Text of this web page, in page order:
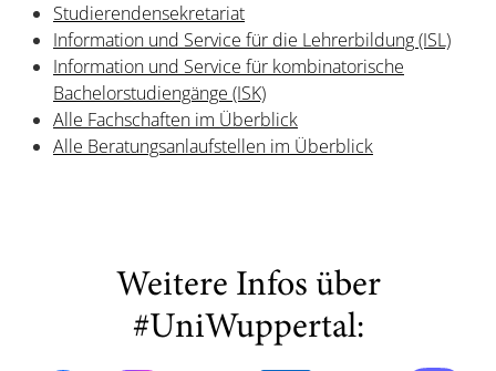
Studierendensekretariat
Information und Service für die Lehrerbildung (ISL)
Information und Service für kombinatorische
Bachelorstudiengänge (ISK)
Alle Fachschaften im Überblick
Alle Beratungsanlaufstellen im Überblick
Weitere Infos über
#UniWuppertal: